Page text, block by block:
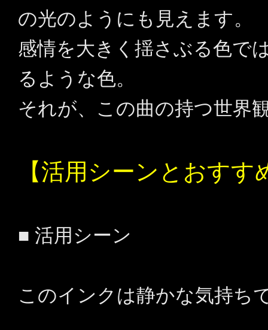
の光のようにも見えます。
感情を大きく揺さぶる色で
るような色。
それが、この曲の持つ世界
【活用シーンとおすす
■ 活用シーン
このインクは静かな気持ち